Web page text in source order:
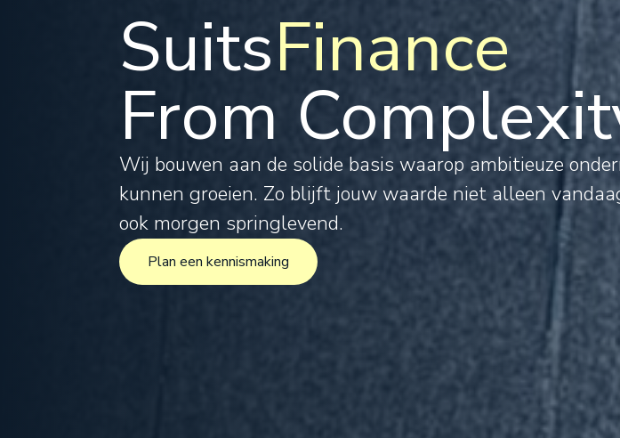
SuitsFinance
Tax
Legal
Formations
Projects
From
Wij bouwen aan de solide basis waarop ambitieuze
kunnen groeien. Zo blijft jouw waarde niet alleen
ook morgen springlevend.
Plan een kennismaking